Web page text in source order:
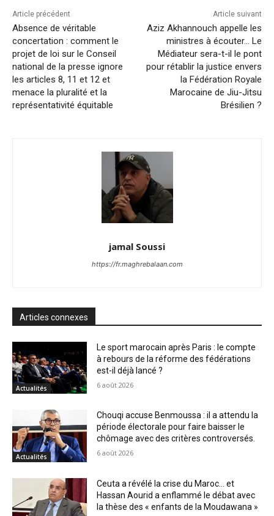
Article précédent
Absence de véritable
concertation : comment le
projet de loi sur le Conseil
national de la presse ignore
les articles 8, 11 et 12 et
menace la pluralité et la
représentativité équitable
Article suivant
Aziz Akhannouch appelle les
ministres à écouter… Le
Médiateur sera-t-il le pont
pour rétablir la justice envers
la Fédération Royale
Marocaine de Jiu-Jitsu
Brésilien ?
jamal Soussi
https://fr.maghrebalaan.com
Articles connexes
Actualités
Le sport marocain après Paris : le compte
à rebours de la réforme des fédérations
est-il déjà lancé ?
6 août 2026
Actualités
Chouqi accuse Benmoussa : il a attendu la
période électorale pour faire baisser le
chômage avec des critères controversés.
6 août 2026
Ceuta a révélé la crise du Maroc… et
Hassan Aourid a enflammé le débat avec
la thèse des « enfants de la Moudawana »